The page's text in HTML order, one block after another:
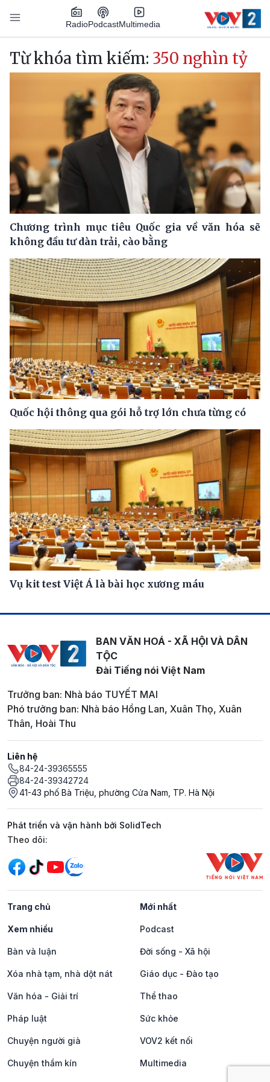
Nhảy đến nội dung
RadioPodcastMultimedia
Main navigation
Từ khóa tìm kiếm: 350 nghìn tỷ
Chương trình mục tiêu Quốc gia về văn hóa sẽ
không đầu tư dàn trải, cào bằng
Quốc hội thông qua gói hỗ trợ lớn chưa từng có
Vụ kit test Việt Á là bài học xương máu
BAN VĂN HOÁ - XÃ HỘI VÀ DÂN
TỘC
Đài Tiếng nói Việt Nam
Trưởng ban: Nhà báo TUYẾT MAI
Phó trưởng ban: Nhà báo Hồng Lan, Xuân Thọ, Xuân
Thân, Hoài Thu
Liên hệ
84-24-39365555
84-24-39342724
41-43 phố Bà Triệu, phường Cửa Nam, TP. Hà Nội
Phát triển và vận hành bởi SolidTech
Mạng xã hội
Theo dõi:
Trang chủ Mới nhất
Xem nhiều Podcast
Bàn và luận Đời sống - Xã hội
Xóa nhà tạm, nhà dột nát Giáo dục - Đào tạo
Văn hóa - Giải trí Thể thao
Pháp luật Sức khỏe
Chuyện người già VOV2 kết nối
Chuyện thầm kín Multimedia